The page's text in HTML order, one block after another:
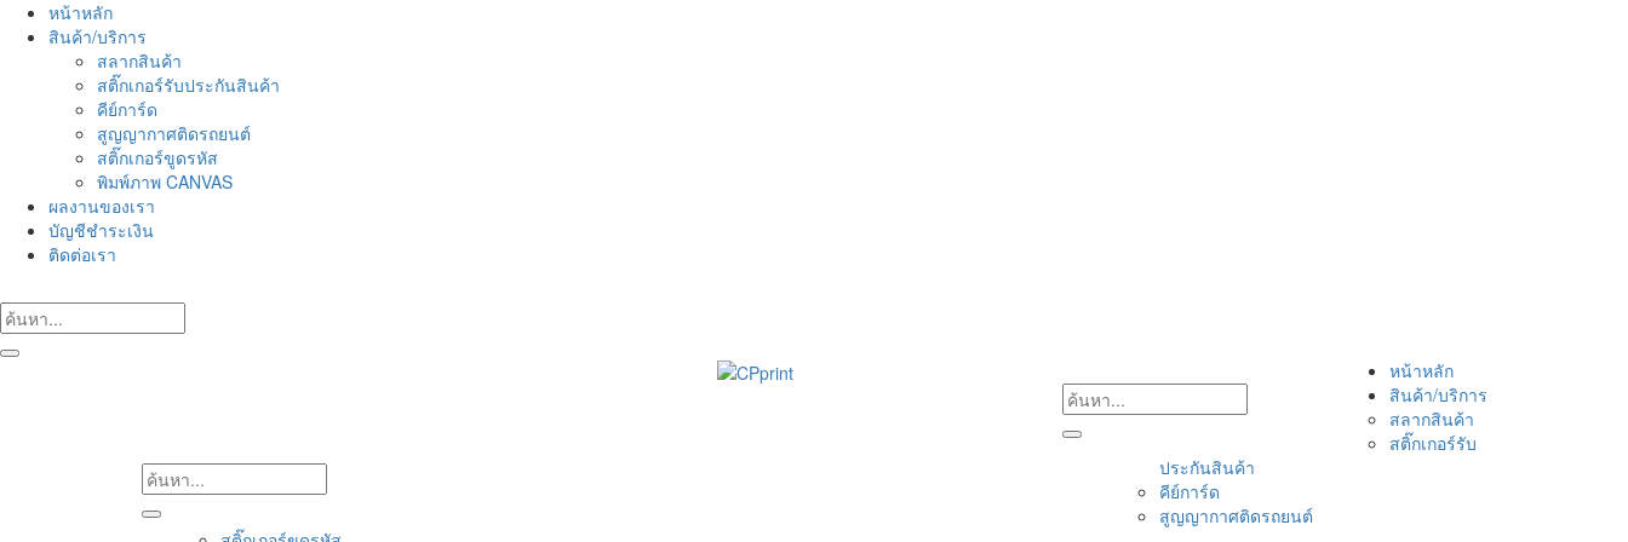
Skip
หน้าหลัก
สินค้า/บริการ
สลากสินค้า
สติ๊กเกอร์รับประกันสินค้า
คีย์การ์ด
สูญญากาศติดรถยนต์
สติ๊กเกอร์ขูดรหัส
พิมพ์ภาพ CANVAS
ผลงานของเรา
บัญชีชำระเงิน
ติดต่อเรา
หน้าหลัก
สินค้า/บริการ
สลากสินค้า
สติ๊กเกอร์รับ
ประกันสินค้า
คีย์การ์ด
สูญญากาศติดรถยนต์